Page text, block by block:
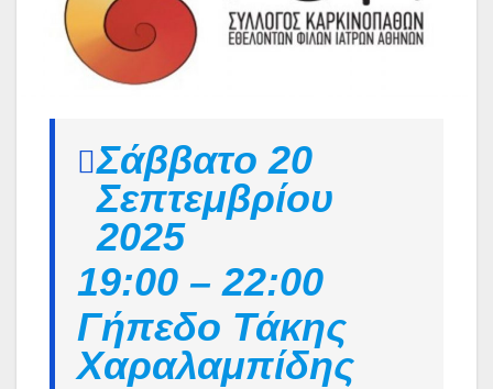
Σάββατο 20
Σεπτεμβρίου
2025
19:00 – 22:00
Γήπεδο Τάκης
Χαραλαμπίδης